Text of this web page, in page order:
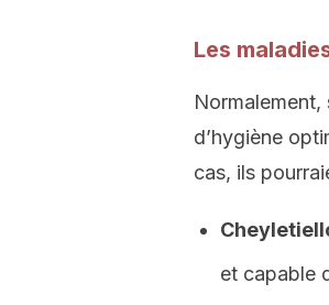
Les
d’hygiène
cas, ils
et capable